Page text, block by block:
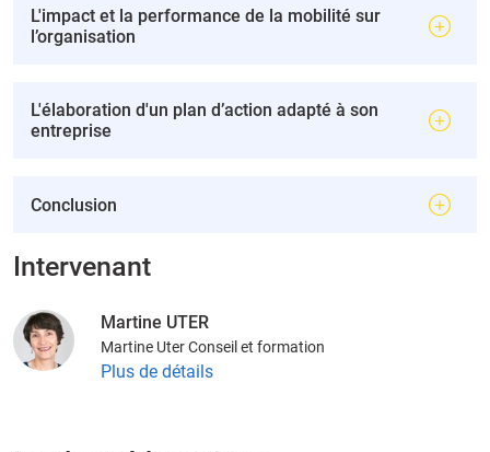
L'impact et la performance de la mobilité sur
l’organisation
L'élaboration d'un plan d’action adapté à son
entreprise
Conclusion
Intervenant
Martine UTER
Martine Uter Conseil et formation
Plus de détails